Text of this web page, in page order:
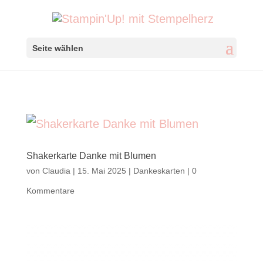
Seite wählen
Shakerkarte Danke mit Blumen
von Claudia | 15. Mai 2025 | Dankeskarten | 0
Kommentare